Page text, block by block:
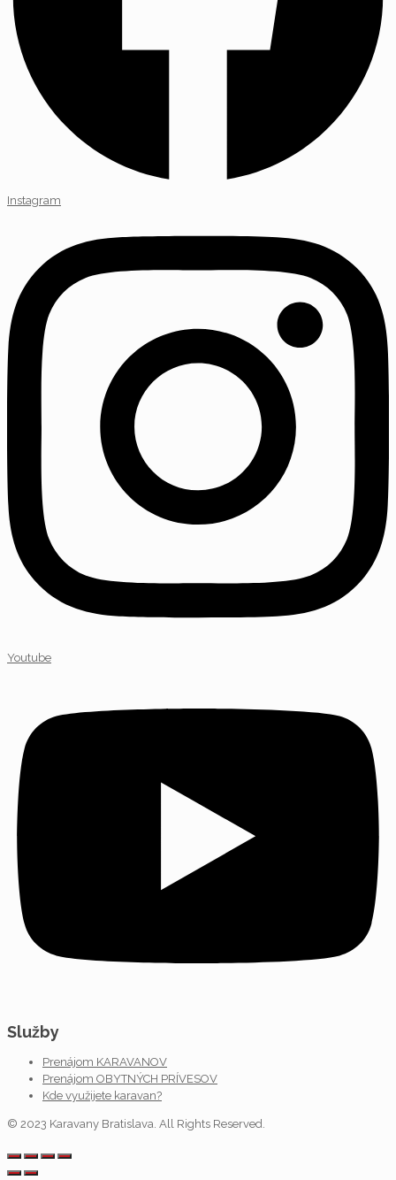
Instagram
Youtube
Služby
Prenájom KARAVANOV
Prenájom OBYTNÝCH PRÍVESOV
Kde využijete karavan?
© 2023 Karavany Bratislava. All Rights Reserved.